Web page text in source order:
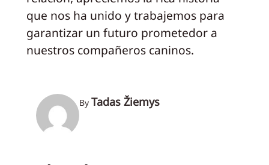
que nos ha unido y trabajemos para
garantizar un futuro prometedor a
nuestros compañeros caninos.
By Tadas Žiemys